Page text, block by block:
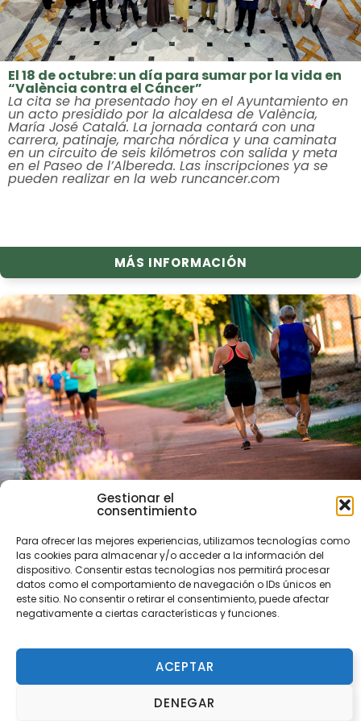
Gestionar el
consentimiento
Para ofrecer las mejores experiencias, utilizamos tecnologías como
las cookies para almacenar y/o acceder a la información del
dispositivo. Consentir estas tecnologías nos permitirá procesar
datos como el comportamiento de navegación o IDs únicos en
este sitio. No consentir o retirar el consentimiento, puede afectar
negativamente a ciertas características y funciones.
ACEPTAR
DENEGAR
El 18 de octubre: un día para sumar por la vida en
“València contra el Cáncer”
La cita se ha presentado hoy en el Ayuntamiento en
un acto presidido por la alcaldesa de València,
María José Catalá. La jornada contará con una
carrera, patinaje, marcha nórdica y una caminata
en un circuito de seis kilómetros con salida y meta
en el Paseo de l’Albereda. Las inscripciones ya se
pueden realizar en la web runcancer.com
MÁS INFORMACIÓN
La ampliación del Circuit València Ciutat del
Running da su primer paso hacia el mar
La alcaldesa, María José Catalá, visita la apertura
de los primeros 700 metros del nuevo trazado, que
culminará su ampliación a finales de 2026. La
intervención cuenta con el impulso de la Fundación